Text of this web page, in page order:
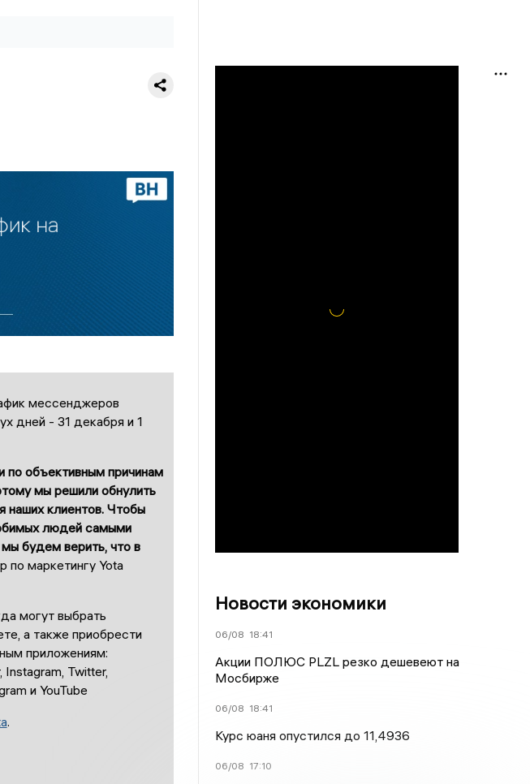
мессенджеров
дней - 31 декабря и 1
по объективным причинам
мы решили обнулить
клиентов. Чтобы
людей самыми
будем верить, что в
маркетингу Yota
могут выбрать
а также приобрести
приложениям:
Twitter,
и YouTube
.
Новости экономики
06/08 18:41
Акции ПОЛЮС PLZL резко дешевеют на
Мосбирже
06/08 18:41
Курс юаня опустился до 11,4936
06/08 17:10